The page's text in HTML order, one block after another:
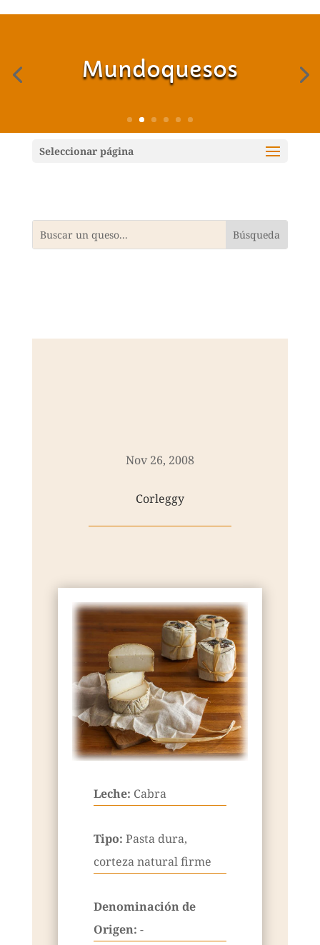
Mundoquesos
Seleccionar página
Nov 26, 2008
Corleggy
Leche: Cabra
Tipo: Pasta dura,
corteza natural firme
Denominación de
Origen: -